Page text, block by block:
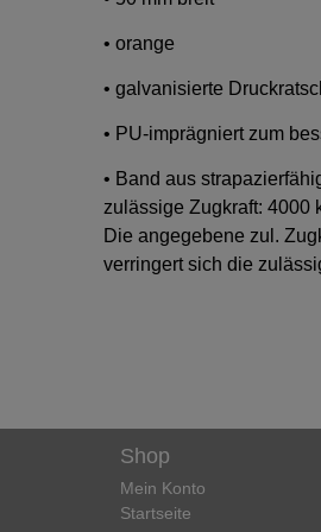
• orange
• galvanisierte
• PU-imprägniert zum
• Band aus
zulässige Zugkraft: 4000
Die angegebene zul.
verringert sich die
Shop
Mein Konto
Startseite